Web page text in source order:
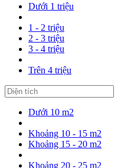
Dưới 1 triệu
1 - 2 triệu
2 - 3 triệu
3 - 4 triệu
Trên 4 triệu
Dưới 10 m2
Khoảng 10 - 15 m2
Khoảng 15 - 20 m2
Khoảng 20 - 25 m2